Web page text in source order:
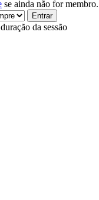
se ainda não for membro.
da sessão